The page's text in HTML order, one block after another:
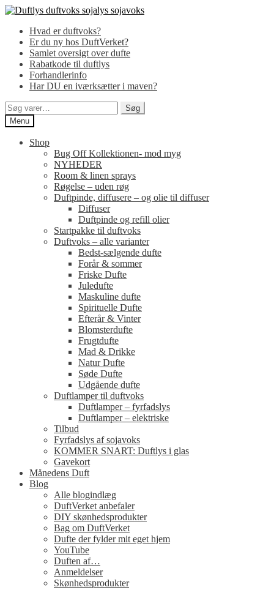
Spring
navigation
Spring
indholdHvad er duftvoks?
Er du ny hos DuftVerket?
Samlet oversigt over dufte
Rabatkode til duftlys
Forhandlerinfo
Har DU en iværksætter i maven?
Søg
efter:
Søg
Menu
Shop
Bug Off Kollektionen- mod myg
NYHEDER
Room & linen sprays
Røgelse – uden røg
Duftpinde, diffusere – og olie til diffuser
Diffuser
Duftpinde og refill olier
Startpakke til duftvoks
Duftvoks – alle varianter
Bedst-sælgende dufte
Forår & sommer
Friske Dufte
Juledufte
Maskuline dufte
Spirituelle Dufte
Efterår & Vinter
Blomsterdufte
Frugtdufte
Mad & Drikke
Natur Dufte
Søde Dufte
Udgående dufte
Duftlamper til duftvoks
Duftlamper – fyrfadslys
Duftlamper – elektriske
Tilbud
Fyrfadslys af sojavoks
KOMMER SNART: Duftlys i glas
Gavekort
Månedens Duft
Blog
Alle blogindlæg
DuftVerket anbefaler
DIY skønhedsprodukter
Bag om DuftVerket
Dufte der fylder mit eget hjem
YouTube
Duften af…
Anmeldelser
Skønhedsprodukter